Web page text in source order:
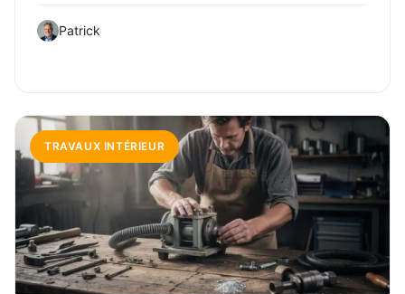
Patrick
TRAVAUX INTÉRIEUR